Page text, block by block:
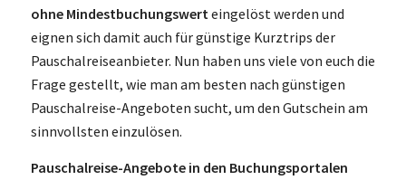
ohne Mindestbuchungswerteingelöst werden und
eignen sich damit auch für günstige Kurztrips der
Pauschalreiseanbieter. Nun haben uns viele von euch die
Frage gestellt, wie man am besten nach günstigen
Pauschalreise-Angeboten sucht, um den Gutschein am
sinnvollsten einzulösen.
Pauschalreise-Angebote in den Buchungsportalen